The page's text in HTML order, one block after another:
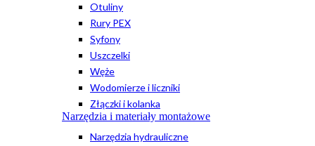
Otuliny
Rury PEX
Syfony
Uszczelki
Węże
Wodomierze i liczniki
Złączki i kolanka
Narzędzia i materiały montażowe
Narzędzia hydrauliczne